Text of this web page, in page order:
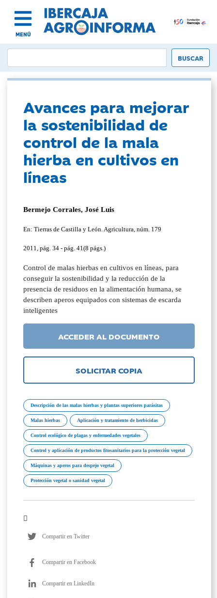
MENÚ
Avances para mejorar
la sostenibilidad de
control de la mala
hierba en cultivos en
líneas
Bermejo Corrales, José Luis
En: Tierras de Castilla y León. Agricultura, núm. 179
2011, pág. 34 - pág. 41(8 págs.)
Control de malas hierbas en cultivos en líneas, para
conseguir la sostenibilidad y la reducción de la
presencia de residuos en la alimentación humana, se
describen aperos equipados con sistemas de escarda
inteligentes
ACCEDER AL DOCUMENTO
SOLICITAR COPIA
Descripción de las malas hierbas y plantas superiores parásitas
Malas hierbas Aplicación y tratamiento de herbicidas
Control ecológico de plagas y enfermedades vegetales
Control y aplicación de productos fitosanitarios para la protección vegetal
Máquinas y aperos para despejo vegetal
Protección vegetal o sanidad vegetal
Compartir en Twitter
Compartir en Facebook
Compartir en LinkedIn